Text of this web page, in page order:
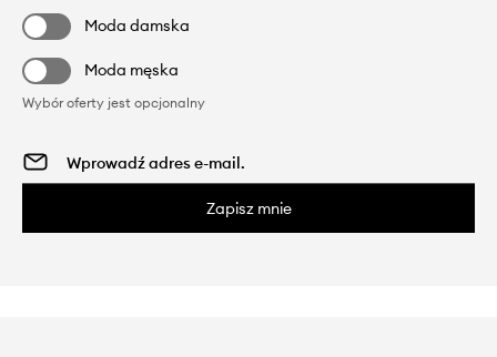
Moda damska
Moda męska
Wybór oferty jest opcjonalny
Zapisz mnie